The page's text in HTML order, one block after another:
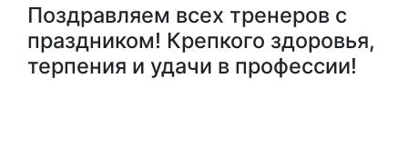
Поздравляем всех тренеров с
праздником! Крепкого здоровья,
терпения и удачи в профессии!